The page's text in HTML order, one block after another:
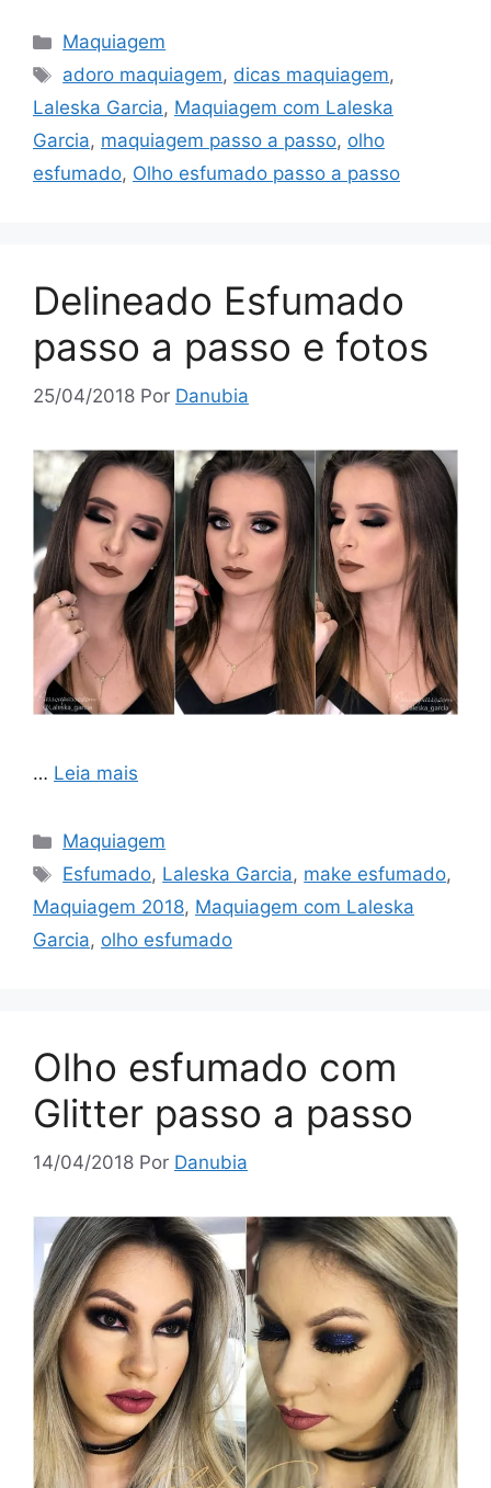
Categorias
Maquiagem
Tags
adoro maquiagem, dicas maquiagem,
Laleska Garcia, Maquiagem com Laleska
Garcia, maquiagem passo a passo, olho
esfumado, Olho esfumado passo a passo
Delineado Esfumado
passo a passo e fotos
25/04/2018 Por Danubia
… Leia mais
Categorias
Maquiagem
Tags
Esfumado, Laleska Garcia, make esfumado,
Maquiagem 2018, Maquiagem com Laleska
Garcia, olho esfumado
Olho esfumado com
Glitter passo a passo
14/04/2018 Por Danubia